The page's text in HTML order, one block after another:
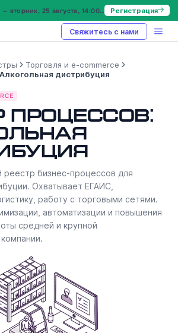
Ближайший демо-день — вторник, 25 августа, 14:00 МСК Регистрация
Свяжитесь с нами
Торговля и e-commerce
дистрибуция
процессов:
реестр бизнес-процессов для
Охватывает ЕГАИС,
работу с торговыми сетями.
автоматизации и повышения
средней и крупной